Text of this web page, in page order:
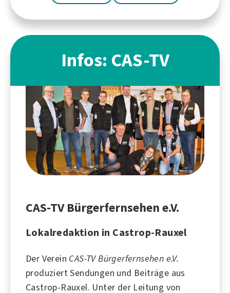
Infos: CAS-TV
CAS-TV Bürgerfernsehen e.V.
Lokalredaktion in Castrop-Rauxel
Der Verein CAS-TV Bürgerfernsehen e.V.
produziert Sendungen und Beiträge aus
Castrop-Rauxel. Unter der Leitung von